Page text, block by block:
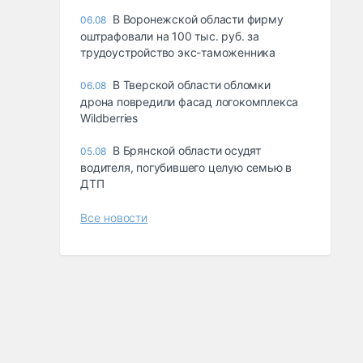
06.08 В Воронежской области фирму
оштрафовали на 100 тыс. руб. за
трудоустройство экс-таможенника
06.08 В Тверской области обломки
дрона повредили фасад логокомплекса
Wildberries
05.08 В Брянской области осудят
водителя, погубившего целую семью в
ДТП
Все новости